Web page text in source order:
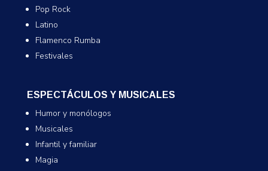
Pop Rock
Latino
Flamenco Rumba
Festivales
ESPECTÁCULOS Y MUSICALES
Humor y monólogos
Musicales
Infantil y familiar
Magia